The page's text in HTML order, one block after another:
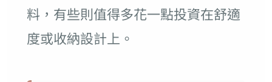
料，有些則值得多花一點投資在舒適
度或收納設計上。